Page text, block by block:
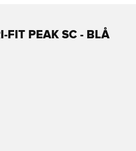
FIT PEAK SC - BLÅ